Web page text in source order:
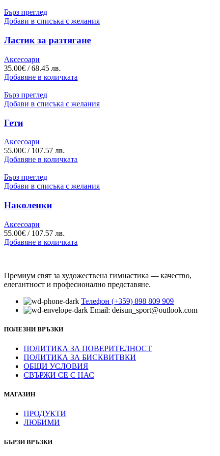
Бърз преглед
Добави в списъка с желания
Ластик за разтягане
Аксесоари
35.00€ / 68.45 лв.
Добавяне в количката
Бърз преглед
Добави в списъка с желания
Гети
Аксесоари
55.00€ / 107.57 лв.
Добавяне в количката
Бърз преглед
Добави в списъка с желания
Наколенки
Аксесоари
55.00€ / 107.57 лв.
Добавяне в количката
Премиум свят за художествена гимнастика — качество,
елегантност и професионално представяне.
Телефон (+359) 898 809 909
Email: deisun_sport@outlook.com
ПОЛЕЗНИ ВРЪЗКИ
ПОЛИТИКА ЗА ПОВЕРИТЕЛНОСТ
ПОЛИТИКА ЗА БИСКВИТВКИ
ОБЩИ УСЛОВИЯ
СВЪРЖИ СЕ С НАС
МАГАЗИН
ПРОДУКТИ
ЛЮБИМИ
БЪРЗИ ВРЪЗКИ